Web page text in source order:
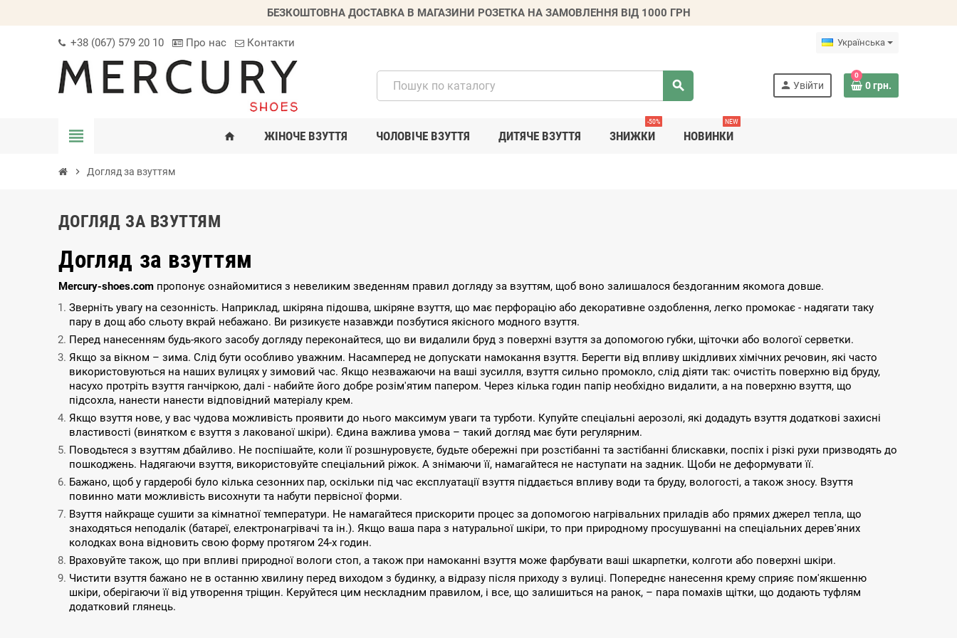
БЕЗКОШТОВНА ДОСТАВКА В МАГАЗИНИ РОЗЕТКА НА ЗАМОВЛЕННЯ ВІД 1000 ГРН
+38 (067) 579 20 10 Про нас Контакти Українська
search person Увійти
0
0 грн.
view_headline home ЖІНОЧЕ ВЗУТТЯ ЧОЛОВІЧЕ ВЗУТТЯ ДИТЯЧЕ ВЗУТТЯ ЗНИЖКИ
-50%
НОВИНКИ
NEW
chevron_right Догляд за взуттям
ДОГЛЯД ЗА ВЗУТТЯМ
Догляд за взуттям
Mercury-shoes.com пропонує ознайомитися з невеликим зведенням правил догляду за взуттям, щоб воно залишалося бездоганним якомога довше.
Зверніть увагу на сезонність. Наприклад, шкіряна підошва, шкіряне взуття, що має перфорацію або декоративне оздоблення, легко промокає - надягати таку
пару в дощ або сльоту вкрай небажано. Ви ризикуєте назавжди позбутися якісного модного взуття.
Перед нанесенням будь-якого засобу догляду переконайтеся, що ви видалили бруд з поверхні взуття за допомогою губки, щіточки або вологої серветки.
Якщо за вікном – зима. Слід бути особливо уважним. Насамперед не допускати намокання взуття. Берегти від впливу шкідливих хімічних речовин, які часто
використовуються на наших вулицях у зимовий час. Якщо незважаючи на ваші зусилля, взуття сильно промокло, слід діяти так: очистіть поверхню від бруду,
насухо протріть взуття ганчіркою, далі - набийте його добре розім'ятим папером. Через кілька годин папір необхідно видалити, а на поверхню взуття, що
підсохла, нанести нанести відповідний матеріалу крем.
Якщо взуття нове, у вас чудова можливість проявити до нього максимум уваги та турботи. Купуйте спеціальні аерозолі, які додадуть взуття додаткові захисні
властивості (винятком є ​​взуття з лакованої шкіри). Єдина важлива умова – такий догляд має бути регулярним.
Поводьтеся з взуттям дбайливо. Не поспішайте, коли її розшнуровуєте, будьте обережні при розстібанні та застібанні блискавки, поспіх і різкі рухи призводять до
пошкоджень. Надягаючи взуття, використовуйте спеціальний ріжок. А знімаючи її, намагайтеся не наступати на задник. Щоби не деформувати її.
Бажано, щоб у гардеробі було кілька сезонних пар, оскільки під час експлуатації взуття піддається впливу води та бруду, вологості, а також зносу. Взуття
повинно мати можливість висохнути та набути первісної форми.
Взуття найкраще сушити за кімнатної температури. Не намагайтеся прискорити процес за допомогою нагрівальних приладів або прямих джерел тепла, що
знаходяться неподалік (батареї, електронагрівачі та ін.). Якщо ваша пара з натуральної шкіри, то при природному просушуванні на спеціальних дерев'яних
колодках вона відновить свою форму протягом 24-х годин.
Враховуйте також, що при впливі природної вологи стоп, а також при намоканні взуття може фарбувати ваші шкарпетки, колготи або поверхні шкіри.
Чистити взуття бажано не в останню хвилину перед виходом з будинку, а відразу після приходу з вулиці. Попереднє нанесення крему сприяє пом'якшенню
шкіри, оберігаючи її від утворення тріщин. Керуйтеся цим нескладним правилом, і все, що залишиться на ранок, – пара помахів щітки, що додають туфлям
додатковий глянець.